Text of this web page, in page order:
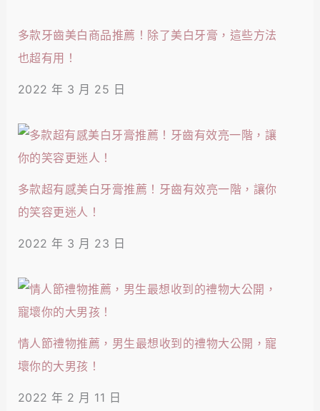
多款牙齒美白商品推薦！除了美白牙膏，這些方法
也超有用！
2022 年 3 月 25 日
多款超有感美白牙膏推薦！牙齒有效亮一階，讓你
的笑容更迷人！
2022 年 3 月 23 日
情人節禮物推薦，男生最想收到的禮物大公開，寵
壞你的大男孩！
2022 年 2 月 11 日